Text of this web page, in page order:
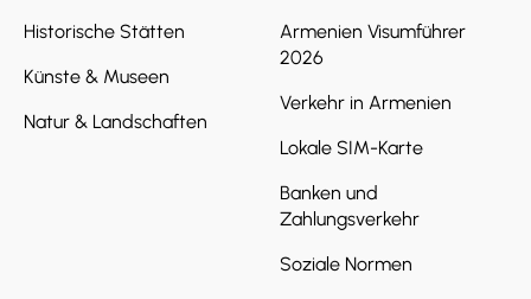
Historische Stätten
Künste & Museen
Natur & Landschaften
Armenien Visumführer
2026
Verkehr in Armenien
Lokale SIM-Karte
Banken und
Zahlungsverkehr
Soziale Normen